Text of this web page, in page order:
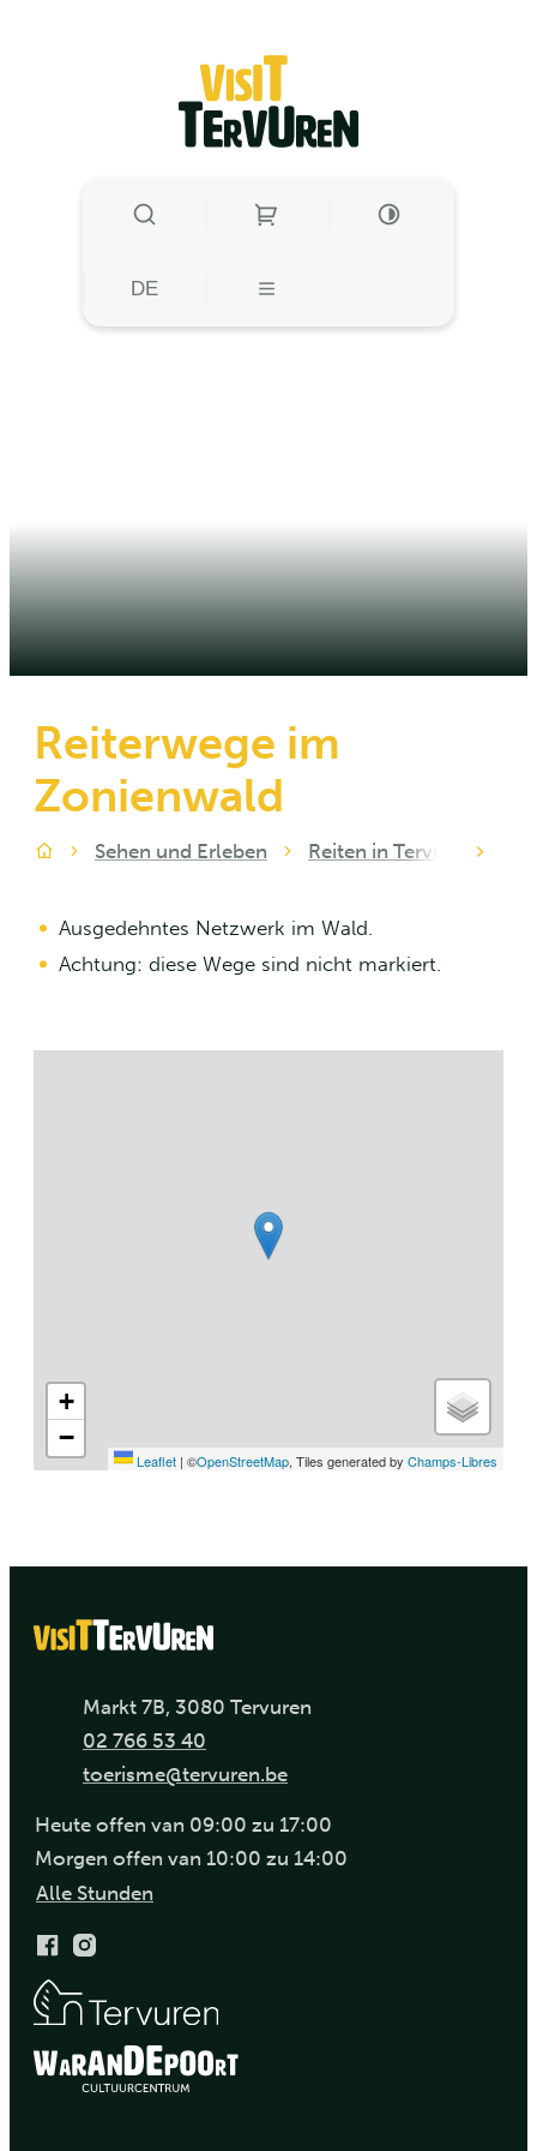
Visit Tervuren
SUCHE EIN-/AUSBLENDEN
HOHE KONTRAST
HOHE
DE MENÜ
Reiterwege im
Zonienwald
nach
Zuhause
Sehen und Erleben Reiten in Tervuren
Ausgedehntes Netzwerk im Wald.
Achtung: diese Wege sind nicht markiert.
+
−
Leaflet | ©OpenStreetMap, Tiles generated by Champs-Libres
AdresseMarkt 7B ,3080 Tervuren
02 766 53 40
E-Mailtoerisme@tervuren.be
Heute offen van 09:00 zu 17:00
Morgen offen van 10:00 zu 14:00
Alle Stunden
FacebookInstagram